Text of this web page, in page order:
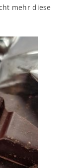
mehr diese